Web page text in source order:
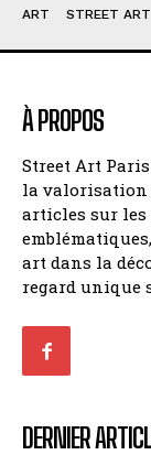
ART STREET ART
À PROPOS
Street Art
la valorisation
articles sur les
art dans la
regard unique
DERNIER